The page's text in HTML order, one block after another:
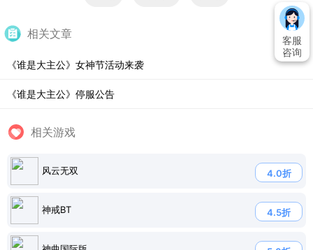
相关文章
《谁是大主公》女神节活动来袭
《谁是大主公》停服公告
相关游戏
风云无双 4.0折
神戒BT 4.5折
客服
咨询